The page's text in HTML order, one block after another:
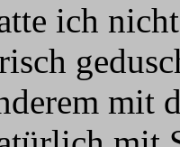
ich
mit